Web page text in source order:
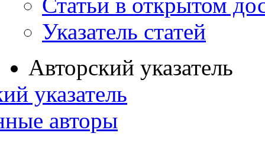
Статьи в открытом
Указатель статей
Авторский указатель
указатель
авторы